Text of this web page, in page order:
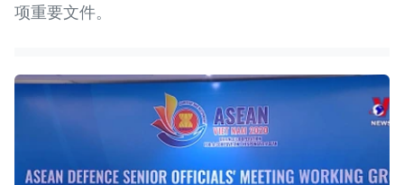
项重要文件。